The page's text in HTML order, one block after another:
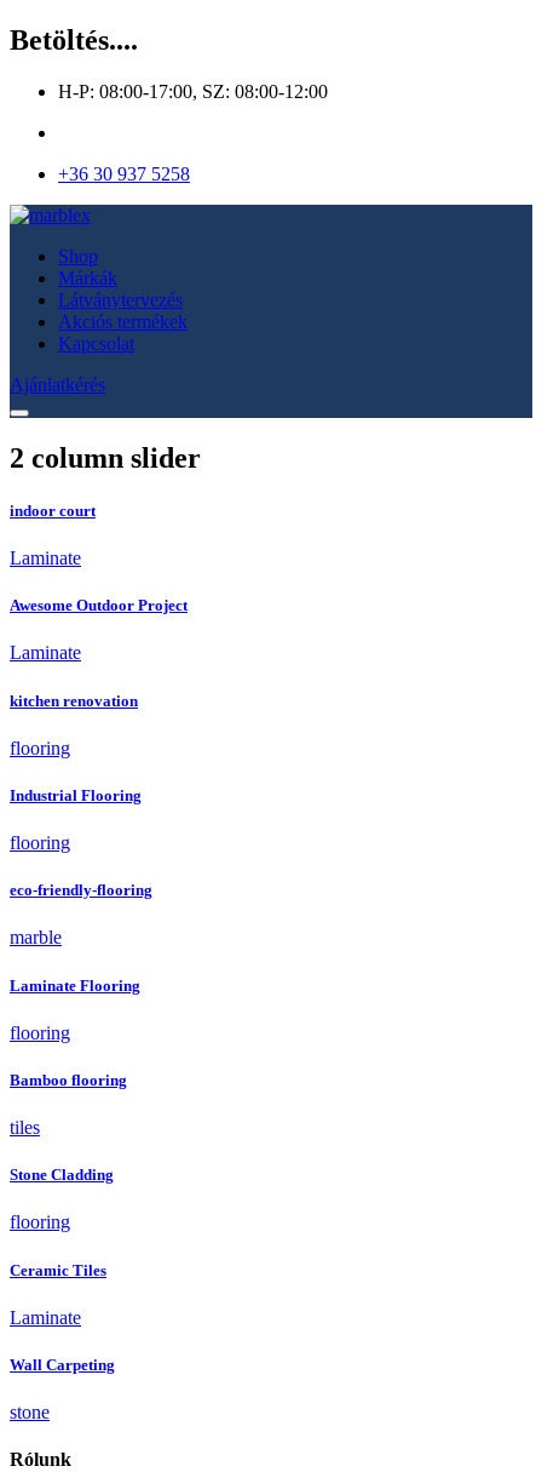
Betöltés....
H-P: 08:00-17:00, SZ: 08:00-12:00
+36 30 937 5258
Shop
Márkák
Látványtervezés
Akciós termékek
Kapcsolat
Ajánlatkérés
2 column slider
indoor court
Laminate
Awesome Outdoor Project
Laminate
kitchen renovation
flooring
Industrial Flooring
flooring
eco-friendly-flooring
marble
Laminate Flooring
flooring
Bamboo flooring
tiles
Stone Cladding
flooring
Ceramic Tiles
Laminate
Wall Carpeting
stone
Rólunk